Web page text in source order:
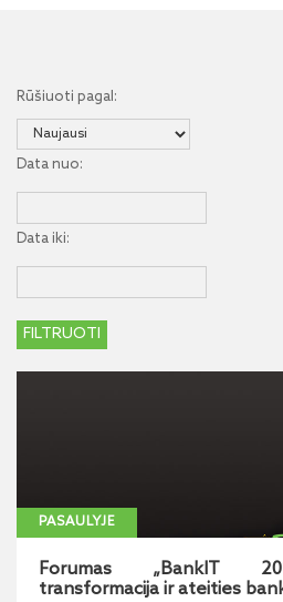
Rūšiuoti pagal:
Data nuo:
Data iki:
PASAULYJE
Forumas „BankIT
transformacija ir ateities